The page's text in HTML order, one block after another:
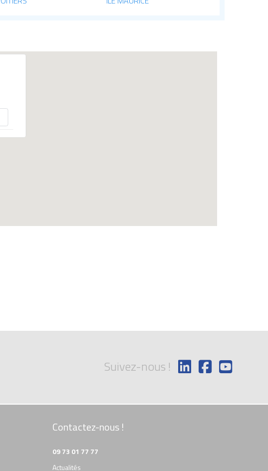
Suivez-nous !
Contactez-nous !
09 73 01 77 77
Actualités